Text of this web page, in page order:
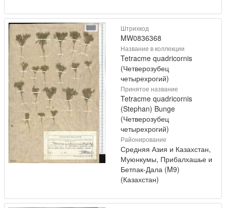
Штрихкод
MW0836368
Название в коллекции
Tetracme quadricornis
(Четверозубец
четырехрогий)
Принятое название
Tetracme quadricornis
(Stephan) Bunge
(Четверозубец
четырехрогий)
Районирование
Средняя Азия и Казахстан,
Муюнкумы, Прибалхашье и
Бетпак-Дала (M9)
(Казахстан)